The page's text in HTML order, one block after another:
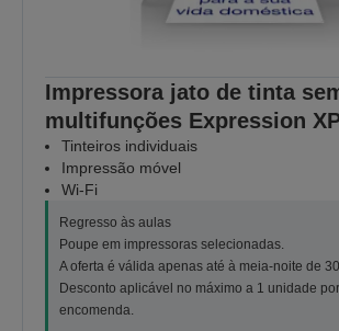
Impressora jato de tinta
multifunções Expression
Tinteiros individuais
Impressão móvel
Wi-Fi
Regresso às aulas
Poupe em impressoras selecionadas.
A oferta é válida apenas até à meia-noite de
Desconto aplicável no máximo a 1 unidade
encomenda.